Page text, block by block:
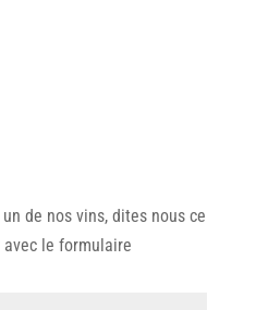
de nos vins, dites nous ce
le formulaire